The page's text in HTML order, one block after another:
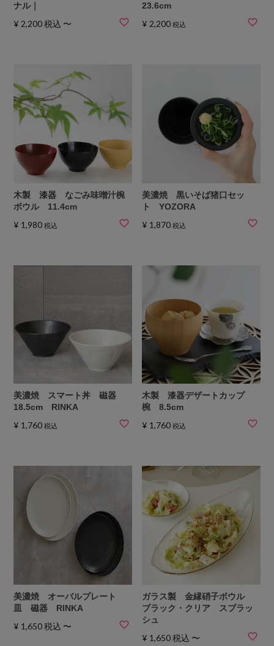
ナル｜
¥ 2,200 税込 〜
23.6cm
¥ 2,200 税込
木製 漆器 なごみ味噌汁椀
ボウル 11.4cm
¥ 1,980 税込
美濃焼 黒いそば猪口セッ
ト YOZORA
¥ 1,870 税込
美濃焼 スマート丼 磁器
18.5cm RINKA
¥ 1,760 税込
木製 漆器デザートカップ
椀 8.5cm
¥ 1,760 税込
美濃焼 オーバルプレート
皿 磁器 RINKA
¥ 1,650 税込 〜
ガラス製 金縁硝子ボウル
ブラック・クリア スプラッ
シュ
¥ 1,650税込 〜